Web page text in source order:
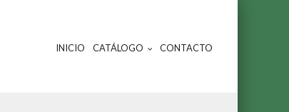
INICIO CATÁLOGO CONTACTO